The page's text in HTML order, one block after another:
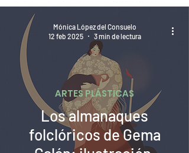
Los almanaques
folclóricos de Gema
ARTES PLÁSTICAS
Mónica López del Consuelo
12 feb 2025
3 min de lectura